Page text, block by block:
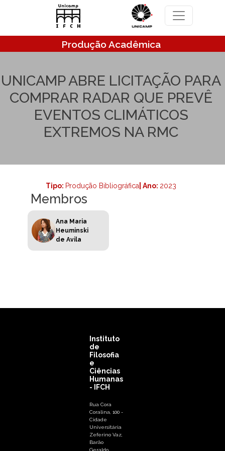
Pular para o conteúdo principal
Produção Acadêmica
UNICAMP ABRE LICITAÇÃO PARA
COMPRAR RADAR QUE PREVÊ
EVENTOS CLIMÁTICOS
EXTREMOS NA RMC
Tipo: Produção Bibliográfica | Ano: 2023
Membros
Ana Maria
Heuminski
de Avila
Instituto
de
Filosofia
e
Ciências
Humanas
- IFCH
Rua Cora
Coralina, 100 -
Cidade
Universitária
Zeferino Vaz,
Barão
Geraldo